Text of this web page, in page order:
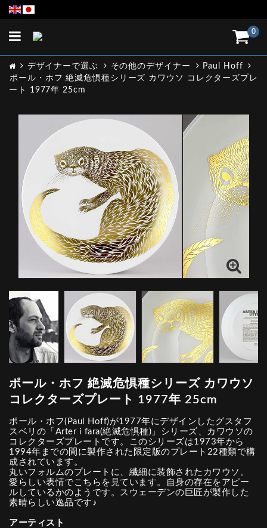
0
Toggle
デザイナーで選ぶ その他のデザイナー
Paul Hoff
ポール・ホフ 絶滅危惧種シリーズ カワウソ コレクターズプレ
ート 1977年 25cm
ポール・ホフ 絶滅危惧種シリーズ カワウソ
コレクターズプレート 1977年 25cm
ポール・ホフ(Paul Hoff)が1977年にデザインしたグスタフ
スベリの「Arter i fara(絶滅危惧種)」シリーズ、カワウソの
コレクターズプレートです。このシリーズは1973年から
1994年までの間に製作された限定版のプレート22種類で構
成されています。
丸いフォルムのプレートに、繊細に装飾されたカワウソ。
愛らしい表情でこちらを見ています。自身の存在をアピー
ルしているかのようです。スウェーデンの巨匠が製作した
素晴らしい逸品です♪
アーティスト